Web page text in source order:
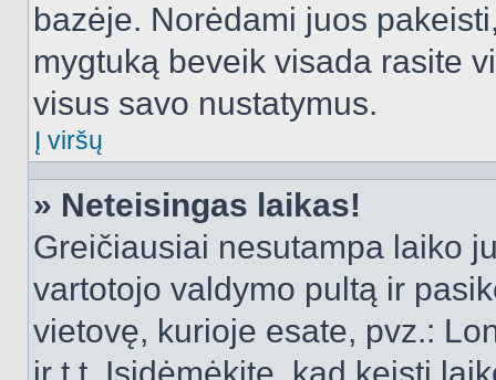
bazėje. Norėdami juos
mygtuką beveik visada rasite
visus savo nustatymus.
Į viršų
» Neteisingas laikas!
Greičiausiai nesutampa laiko
vartotojo valdymo pultą ir
vietovę, kurioje esate, pvz.: